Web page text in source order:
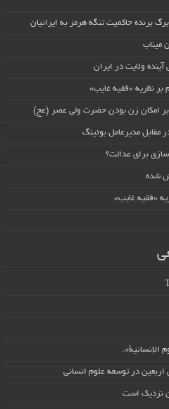
برنده حاکمیت تنگه هرمز به ایرانیان
میناب
آینده ولایت در ایران
نظریه «فقیه غایب»
بر امکان زن بودن حضرت ولی عصر (عج)
مقابل مدیرعامل بوئینگ
برای عدالت؟
شده
«فقیه غایب»
الإنسانية».
در توسعه علوم انسانی
نزدیک است